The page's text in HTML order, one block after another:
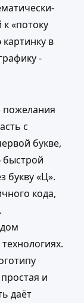
«потоку
в
-
пожелания
с
букве,
быстрой
букву «Ц».
кода,
и
даёт